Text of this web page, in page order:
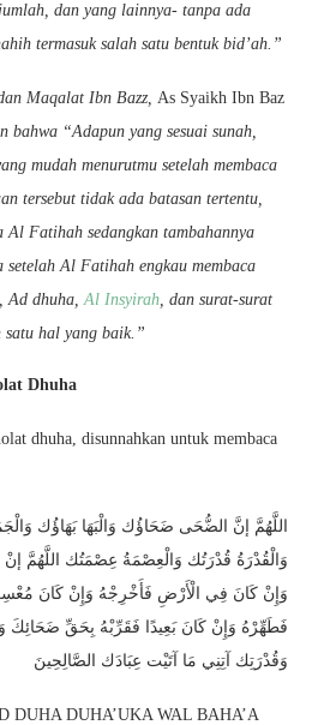
dan yang lainnya- tanpa ada
termasuk salah satu bentuk bid’ah.”
Maqalat Ibn Bazz, As Syaikh Ibn Baz
bahwa “Adapun yang sesuai sunah,
mudah menurutmu setelah membaca
tersebut tidak ada batasan tertentu,
Al Fatihah sedangkan tambahannya
Al Fatihah engkau membaca
Ad dhuha,Al Insyirah, dan surat-surat
hal yang baik.”
Dhuha
dhuha, disunnahkan untuk membaca
اللَّهُمَّ إنَّ الضُّحَى ضَحَاؤُك وَالْبَهَا بَهَاؤُك
وَالْقُدْرَةُ قُدْرَتُك وَالْعِصْمَةُ عِصْمَتُك اللَّهُمَّ
وَإِنْ كَانَ فِي الْأَرْضِ فَأَخْرِجْهُ وَإِنْ كَانَ
فَطَهِّرْهُ وَإِنْ كَانَ بَعِيدًا فَقَرِّبْهُ بِحَقِّ ضَحَائِكَ
وَقُدْرَتِك آتِنِي مَا آتَيْت عِبَادَك الصَّالِحِينَ
DUHA DUHA’UKA WAL BAHA’A